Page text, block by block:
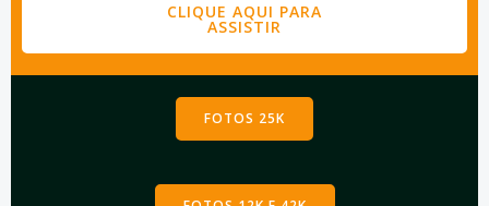
CLIQUE AQUI PARA
ASSISTIR
FOTOS 25K